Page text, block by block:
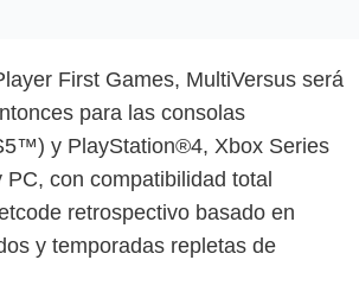
First Games, MultiVersus será
para las consolas
y PlayStation®4, Xbox Series
PC, con compatibilidad total
retrospectivo basado en
y temporadas repletas de